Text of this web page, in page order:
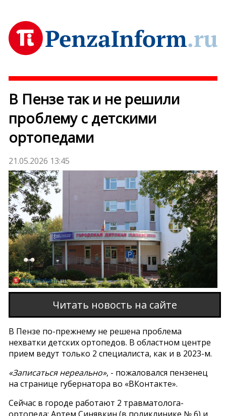
В Пензе так и не решили
проблему с детскими
ортопедами
21.05.2026 13:45
Читать новость на сайте
В Пензе по-прежнему не решена проблема
нехватки детских ортопедов. В областном центре
прием ведут только 2 специалиста, как и в 2023-м.
«Записаться нереально», - пожаловался пензенец
на странице губернатора во «ВКонтакте».
Сейчас в городе работают 2 травматолога-